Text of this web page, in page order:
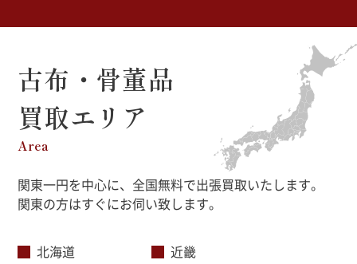
古布・骨董品
買取エリア
Area
関東一円を中心に、全国無料で出張買取いたします。
関東の方はすぐにお伺い致します。
北海道
近畿